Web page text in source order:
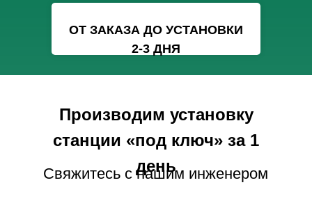
ОТ ЗАКАЗА ДО УСТАНОВКИ
2-3 ДНЯ
Свяжитесь с нашим инженером
Производим установку
станции «под ключ» за 1
день